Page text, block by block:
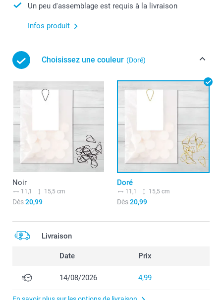
Un peu d'assemblage est requis à la livraison
Infos produit
Choisissez une couleur (Doré)
Noir
11,1 15,5 cm
Dès20,99
Doré
11,1 15,5 cm
Dès20,99
Livraison
Date Prix
14/08/2026 4,99